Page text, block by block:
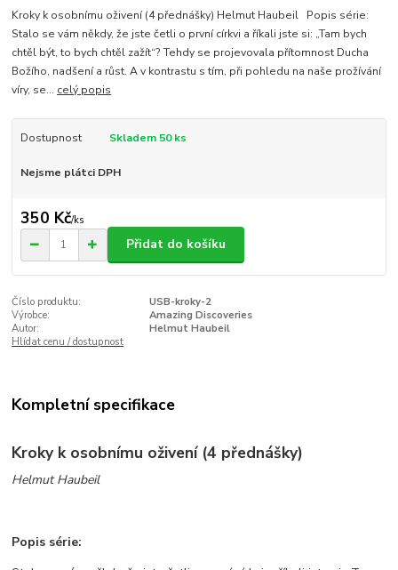
Kroky k osobnímu oživení (4 přednášky) Helmut Haubeil Popis série:
Stalo se vám někdy, že jste četli o první církvi a říkali jste si: „Tam bych
chtěl být, to bych chtěl zažít“? Tehdy se projevovala přítomnost Ducha
Božího, nadšení a růst. A v kontrastu s tím, při pohledu na naše prožívání
víry, se... celý popis
Dostupnost Skladem 50 ks
Nejsme plátci DPH
350 Kč/ks
Přidat do košíku
Číslo produktu:
USB-kroky-2
Výrobce:
Amazing Discoveries
Autor:
Helmut Haubeil
Hlídat cenu / dostupnost
Kompletní specifikace
Kroky k osobnímu oživení (4 přednášky)
Helmut Haubeil
Popis série: